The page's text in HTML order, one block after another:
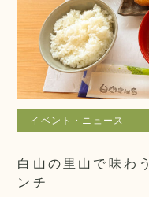
白山の里山で味わ
ンチ
イベント・ニュース